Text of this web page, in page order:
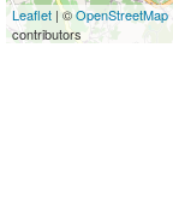
Leaflet| ©OpenStreetMap
contributors